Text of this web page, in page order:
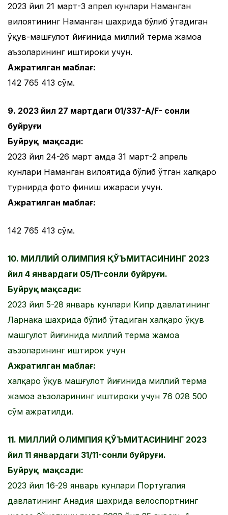
2023 йил 21 март-3 апрел кунлари Наманган
вилоятининг Наманган шахрида бўлиб ўтадиган
ўқув-машғулот йиғинида миллий терма жамоа
аъзоларининг иштироки учун.
Ажратилган маблағ:
142 765 413 сўм.
9. 2023 йил 27 мартдаги 01/337-A/F- сонли
буйруғи
Буйруқ мақсади:
2023 йил 24-26 март ҳамда 31 март-2 апрель
кунлари Наманган вилоятида бўлиб ўтган халқаро
турнирда фото финиш ижараси учун.
Ажратилган маблағ:
142 765 413 сўм.
10. МИЛЛИЙ ОЛИМПИЯ ҚЎЪМИТАСИНИНГ 2023
йил 4 январдаги 05/11-сонли буйруғи.
Буйруқ мақсади:
2023 йил 5-28 январь кунлари Кипр давлатининг
Ларнака шахрида бўлиб ўтадиган халқаро ўқув
машгулот йиғинида миллий терма жамоа
аъзоларининг иштирок учун
Ажратилган маблағ:
халқаро ўқув машғулот йиғинида миллий терма
жамоа аъзоларининг иштироки учун 76 028 500
сўм ажратилди.
11. МИЛЛИЙ ОЛИМПИЯ ҚЎЪМИТАСИНИНГ 2023
йил 11 январдаги 31/11-сонли буйруғи.
Буйруқ мақсади:
2023 йил 16-29 январь кунлари Португалия
давлатининг Анадия шахрида велоспортнинг